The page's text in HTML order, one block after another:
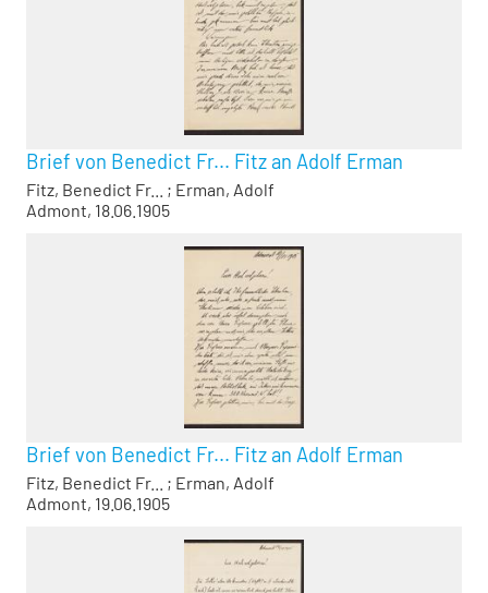
Brief von Benedict Fr... Fitz an Adolf Erman
Fitz, Benedict Fr... ; Erman, Adolf
Admont, 18.06.1905
Brief von Benedict Fr... Fitz an Adolf Erman
Fitz, Benedict Fr... ; Erman, Adolf
Admont, 19.06.1905